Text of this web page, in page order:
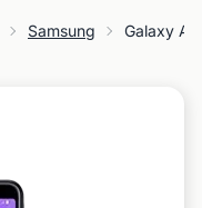
Samsung Galaxy